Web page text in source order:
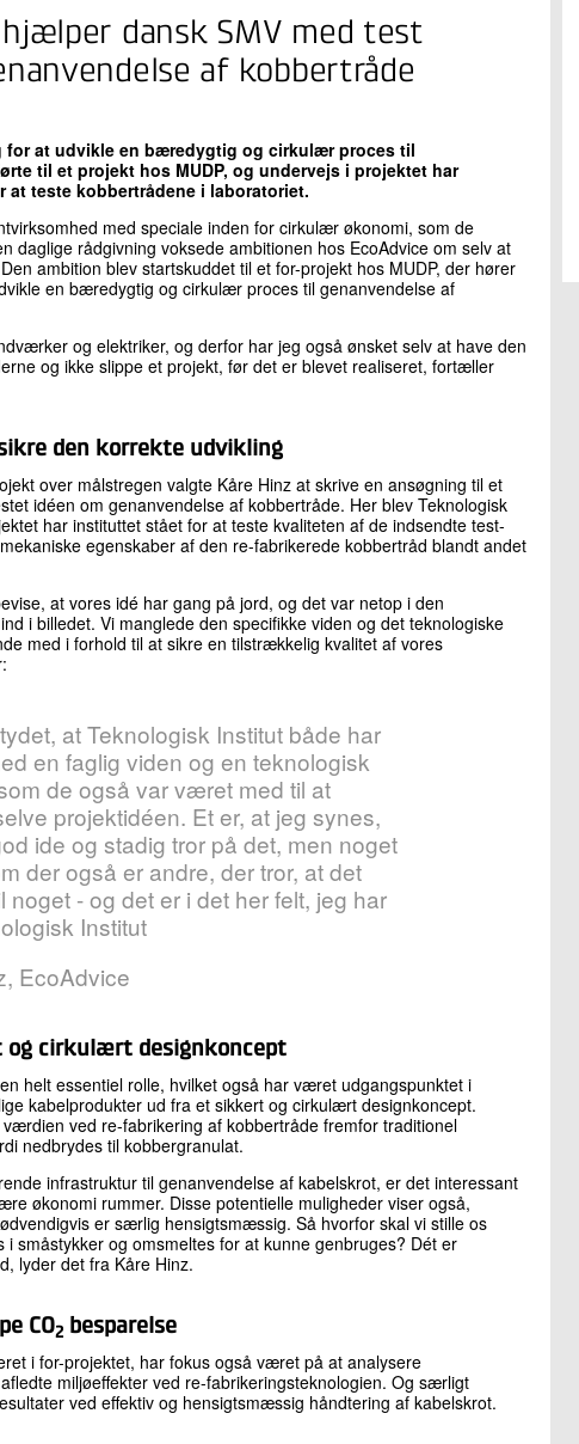
dansk SMV med test
af kobbertråde
for at udvikle en bæredygtig og cirkulær proces til
til et projekt hos MUDP, og undervejs i projektet har
teste kobbertrådene i laboratoriet.
med speciale inden for cirkulær økonomi, som de
daglige rådgivning voksede ambitionen hos EcoAdvice om selv at
ambition blev startskuddet til et for-projekt hos MUDP, der hører
en bæredygtig og cirkulær proces til genanvendelse af
og elektriker, og derfor har jeg også ønsket selv at have den
og ikke slippe et projekt, før det er blevet realiseret, fortæller
den korrekte udvikling
over målstregen valgte Kåre Hinz at skrive en ansøgning til et
idéen om genanvendelse af kobbertråde. Her blev Teknologisk
har instituttet stået for at teste kvaliteten af de indsendte test-
egenskaber af den re-fabrikerede kobbertråd blandt andet
at vores idé har gang på jord, og det var netop i den
i billedet. Vi manglede den specifikke viden og det teknologiske
med i forhold til at sikre en tilstrækkelig kvalitet af vores
at Teknologisk Institut både har
en faglig viden og en teknologisk
de også var været med til at
projektidéen. Et er, at jeg synes,
ide og stadig tror på det, men noget
der også er andre, der tror, at det
noget - og det er i det her felt, jeg har
Institut
EcoAdvice
cirkulært designkoncept
helt essentiel rolle, hvilket også har været udgangspunktet i
kabelprodukter ud fra et sikkert og cirkulært designkoncept.
ved re-fabrikering af kobbertråde fremfor traditionel
nedbrydes til kobbergranulat.
infrastruktur til genanvendelse af kabelskrot, er det interessant
økonomi rummer. Disse potentielle muligheder viser også,
er særlig hensigtsmæssig. Så hvorfor skal vi stille os
småstykker og omsmeltes for at kunne genbruges? Dét er
lyder det fra Kåre Hinz.
CO2 besparelse
i for-projektet, har fokus også været på at analysere
miljøeffekter ved re-fabrikeringsteknologien. Og særligt
ved effektiv og hensigtsmæssig håndtering af kabelskrot.